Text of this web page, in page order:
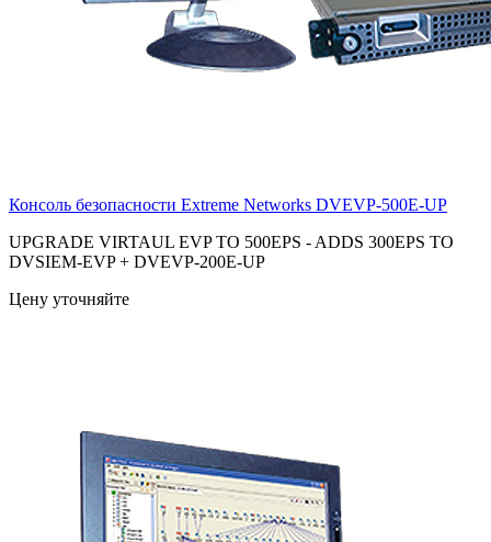
Консоль безопасности Extreme Networks DVEVP-500E-UP
UPGRADE VIRTAUL EVP TO 500EPS - ADDS 300EPS TO
DVSIEM-EVP + DVEVP-200E-UP
Цену уточняйте